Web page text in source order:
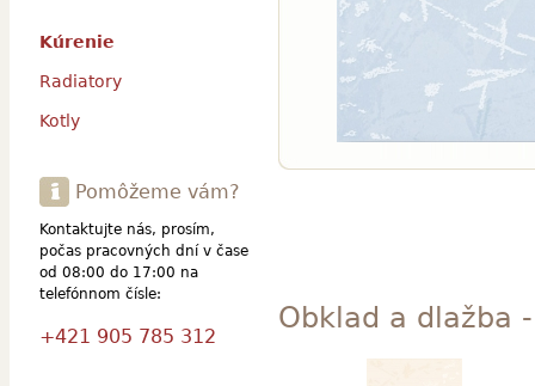
Obklad a dlažba
Kúrenie
Radiatory
Kotly
Pomôžeme vám?
Kontaktujte nás, prosím,
počas pracovných dní v čase
od 08:00 do 17:00 na
telefónnom čísle:
+421 905 785 312